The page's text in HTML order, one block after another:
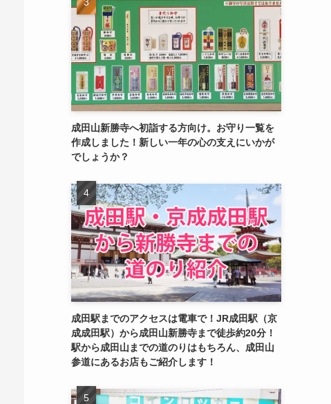
成田山新勝寺へ初詣する方向け。お守り一覧を
作成しました！新しい一年の心の支えにいかが
でしょうか？
成田駅までのアクセスは電車で！JR成田駅（京
成成田駅）から成田山新勝寺まで徒歩約20分！
駅から成田山までの道のりはもちろん、成田山
参道にあるお店もご紹介します！